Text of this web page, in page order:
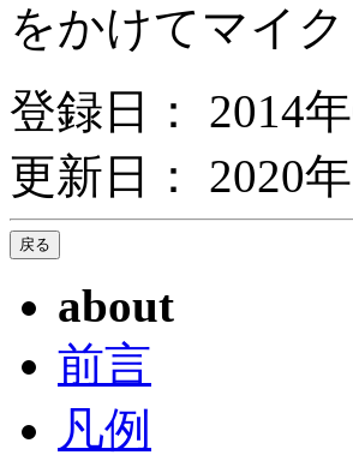
をかけてマイ
登録日： 2014
更新日： 2020
about
前言
凡例